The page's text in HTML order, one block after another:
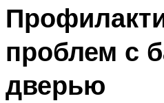
проблем с
дверью